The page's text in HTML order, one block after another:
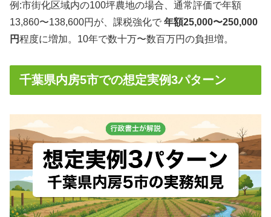
例:市街化区域内の100坪農地の場合、通常評価で年額
13,860〜138,600円が、課税強化で 年額25,000〜250,000
円程度に増加。10年で数十万〜数百万円の負担増。
千葉県内房5市での想定実例3パターン